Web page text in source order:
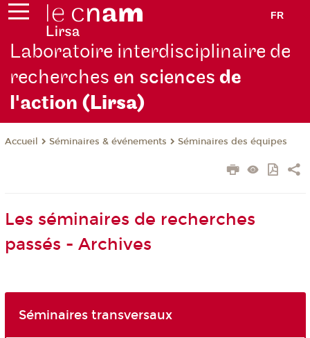
FR
Laboratoire interdisciplinaire de
recherches en sciencesde
l'action (Lirsa)
Accueil Séminaires & événements Séminaires des équipes
Les séminaires de recherches
passés - Archives
Séminaires transversaux